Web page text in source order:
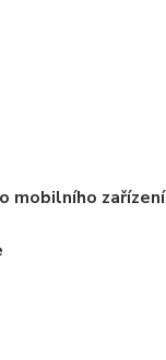
mobilního zařízení